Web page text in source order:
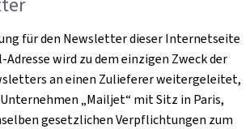
für den Newsletter dieser Internetseite
wird zu dem einzigen Zweck der
an einen Zulieferer weitergeleitet,
„Mailjet“ mit Sitz in Paris,
gesetzlichen Verpflichtungen zum